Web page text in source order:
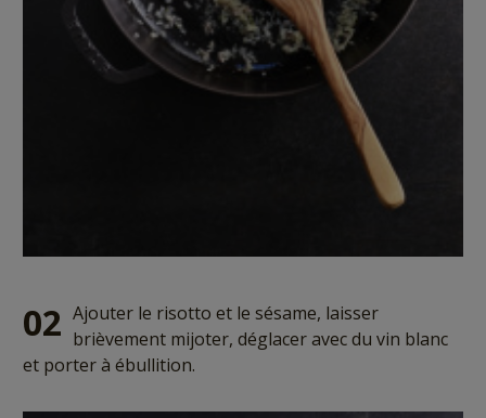
02 Ajouter le risotto et le sésame, laisser
brièvement mijoter, déglacer avec du vin blanc
et porter à ébullition.